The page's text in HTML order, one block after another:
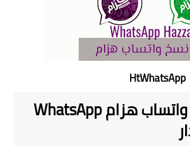
HtWhatsApp
إضافات تطبيق واتساب هزام WhatsApp